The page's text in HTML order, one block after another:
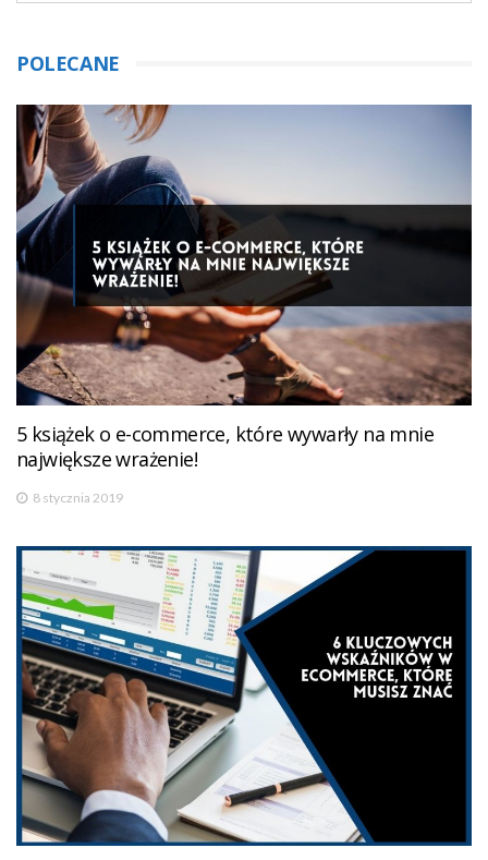
POLECANE
5 książek o e-commerce, które wywarły na mnie
największe wrażenie!
8 stycznia 2019